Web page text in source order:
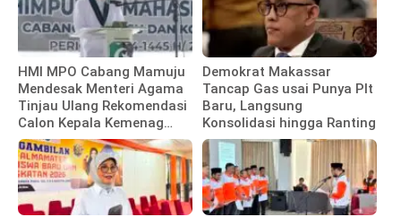
HMI MPO Cabang Mamuju
Mendesak Menteri Agama
Tinjau Ulang Rekomendasi
Calon Kepala Kemenag
Polewali Mandar
Demokrat Makassar
Tancap Gas usai Punya Plt
Baru, Langsung
Konsolidasi hingga Ranting